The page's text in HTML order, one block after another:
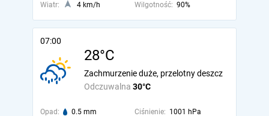
Wiatr:
4 km/h Wilgotność: 90%
07:00
28°C
Odczuwalna 30°C
Zachmurzenie duże, przelotny deszcz
Opad: 0.5 mm Ciśnienie: 1001 hPa